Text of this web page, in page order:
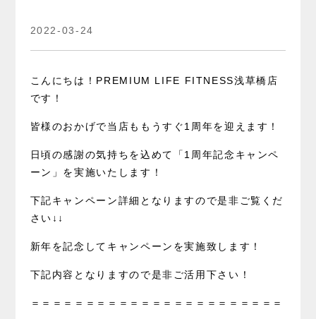
2022-03-24
こんにちは！PREMIUM LIFE FITNESS浅草橋店
です！
皆様のおかげで当店ももうすぐ1周年を迎えます！
日頃の感謝の気持ちを込めて「1周年記念キャンペ
ーン」を実施いたします！
下記キャンペーン詳細となりますので是非ご覧くだ
さい↓↓
新年を記念してキャンペーンを実施致します！
下記内容となりますので是非ご活用下さい！
＝＝＝＝＝＝＝＝＝＝＝＝＝＝＝＝＝＝＝＝＝＝＝